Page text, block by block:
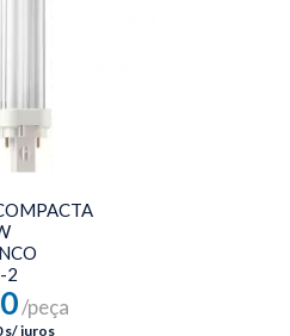
2
/peça
s/ juros